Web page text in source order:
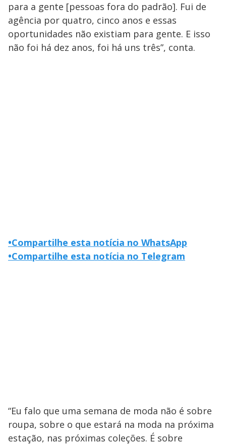
para a gente [pessoas fora do padrão]. Fui de
agência por quatro, cinco anos e essas
oportunidades não existiam para gente. E isso
não foi há dez anos, foi há uns três”, conta.
•Compartilhe esta notícia no WhatsApp
•Compartilhe esta notícia no Telegram
“Eu falo que uma semana de moda não é sobre
roupa, sobre o que estará na moda na próxima
estação, nas próximas coleções. É sobre